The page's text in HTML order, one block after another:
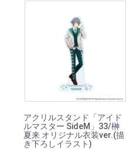
アクリルスタンド「アイド
ルマスター SideM」33/榊
夏来 オリジナル衣装ver.(描
き下ろしイラスト)